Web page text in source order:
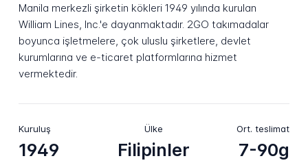
Manila merkezli şirketin kökleri 1949 yılında kurulan
William Lines, Inc.'e dayanmaktadır. 2GO takımadalar
boyunca işletmelere, çok uluslu şirketlere, devlet
kurumlarına ve e-ticaret platformlarına hizmet
vermektedir.
Kuruluş
1949
Ülke
Filipinler
Ort. teslimat
7-90g